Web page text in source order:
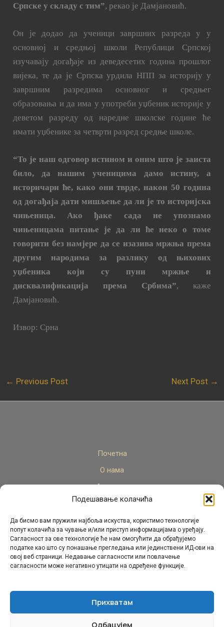
Подешавање колачића
Да бисмо вам пружили најбоља искуства, користимо технологије
попут колачића за чување и/или приступ информацијама о уређају.
Сагласност за ове технологије ће нам омогућити да обрађујемо
податке као што су понашање прегледања или јединствени ИД-ови на
овој веб страници. Недавање сагласности или повлачење
сагласности може негативно утицати на одређене функције.
Прихватам
Одбацујем
Српске у складу с тим”, рекао је Дамјановић.
Он је додао да ученици завршних разреда у у
основној и средњој школи Републици Српској
изучавају догађаје из деведесетих година прошлог
вијека, те да је Српска урдила НПП за историју у
завршним разредима основног и средњег
образовања и да има у употреби уџбеник историје у
деветом разреду од наредне школске године ће
имати уџбенике за четврти разред средње школе.
“То је наш одговор истином и оним што је заиста
било, да нашим ученицима дамо истину, а
историчари ће, како они тврде, након 50 година
од догађаја дати мишљење да ли је то историјска
чињеница. Ако ђаке сада не упознамо
чињеницама питање је да ли ће неко о томе
говорити без намјере да се изазива мржња према
другим народима за разлику од њихових
уџбеника који су пуни мржње и
дисквалификација према Србима”, каже
Дамјановић.
Извор: Срна
← Previous Post Next Post →
Почетна
О нама
Актуелно
Стручни кадар
Пројекти
Архива
Контакт
© Републички педагошки завод Републике Српске.